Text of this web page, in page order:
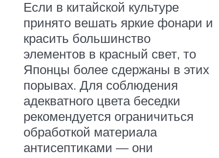
Если в китайской культуре
принято вешать яркие фонари и
красить большинство
элементов в красный свет, то
Японцы более сдержаны в этих
порывах. Для соблюдения
адекватного цвета беседки
рекомендуется ограничиться
обработкой материала
антисептиками — они